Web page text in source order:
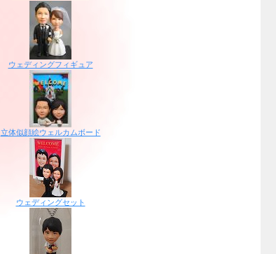
ウェディングフィギュア
立体似顔絵ウェルカムボード
ウェディングセット